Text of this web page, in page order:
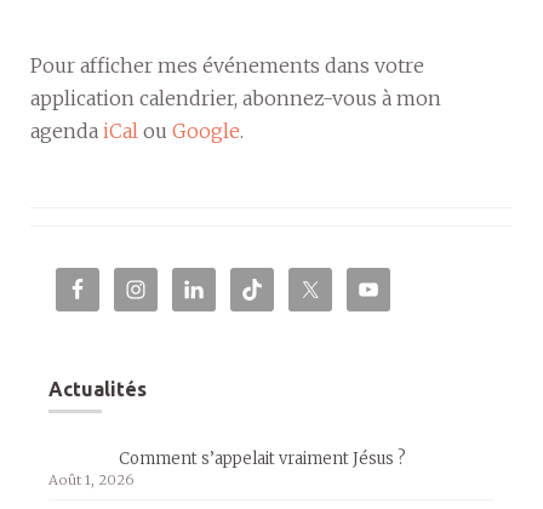
Pour afficher mes événements dans votre
application calendrier, abonnez-vous à mon
agenda iCal ou Google.
Actualités
Comment s’appelait vraiment Jésus ?
Août 1, 2026